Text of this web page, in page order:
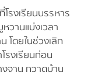
งเรียนบรรหาร
วานแบ่งเวลา
โดยในช่วงเลิก
รงเรียนก่อน
จาน กวาดบ้าน